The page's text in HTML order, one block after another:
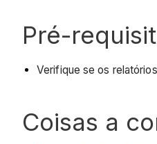
Pré-
Verifique se os
Coisas a